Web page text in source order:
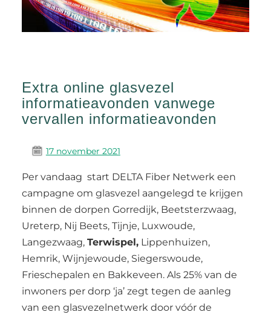
Extra online glasvezel
informatieavonden vanwege
vervallen informatieavonden
17 november 2021
Per vandaag start DELTA Fiber Netwerk een
campagne om glasvezel aangelegd te krijgen
binnen de dorpen Gorredijk, Beetsterzwaag,
Ureterp, Nij Beets, Tijnje, Luxwoude,
Langezwaag, Terwispel,Lippenhuizen,
Hemrik, Wijnjewoude, Siegerswoude,
Frieschepalen en Bakkeveen. Als 25% van de
inwoners per dorp ‘ja’ zegt tegen de aanleg
van een glasvezelnetwerk door vóór de